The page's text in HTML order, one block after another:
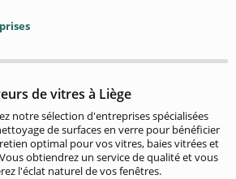
de vitres à Liège
notre sélection d'entreprises spécialisées
de surfaces en verre pour bénéficier
optimal pour vos vitres, baies vitrées et
obtiendrez un service de qualité et vous
l'éclat naturel de vos fenêtres.